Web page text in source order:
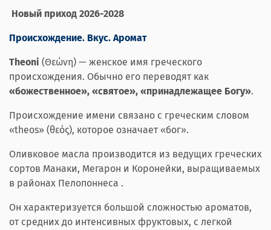
Новый приход 2026-2028
Происхождение. Вкус. Аромат
Theoni (Θεώνη) — женское имя греческого
происхождения. Обычно его переводят как
«божественное», «святое», «принадлежащее Богу».
Происхождение имени связано с греческим словом
«theos» (θεός), которое означает «бог».
Oливковоe масла производится из ведущих греческих
сортов Манаки, Мегарон и Коронейки, выращиваемых
в районах Пелопоннеса .
Он характеризуется большой сложностью ароматов,
от средних до интенсивных фруктовых, с легкой